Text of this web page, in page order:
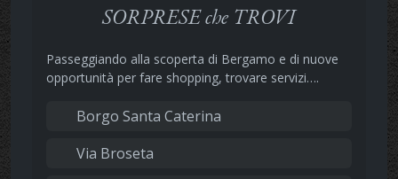
SORPRESE che TROVI
Passeggiando alla scoperta di Bergamo e di nuove
opportunità per fare shopping, trovare servizi….
Borgo Santa Caterina
Via Broseta